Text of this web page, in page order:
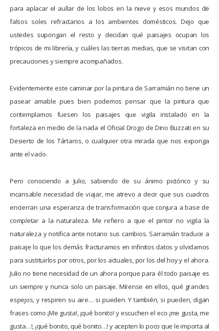
para aplacar el aullar de los lobos en la nieve y esos mundos de
falsos soles refractarios a los ambientes domésticos. Dejo que
ustedes supongan el resto y decidan qué paisajes ocupan los
trópicos de mi librería, y cuáles las tierras medias, que se visitan con
precauciones y siempre acompañados.
Evidentemente este caminar por la pintura de Sarramián no tiene un
pasear amable pues bien podemos pensar que la pintura que
contemplamos fuesen los paisajes que vigila instalado en la
fortaleza en medio de la nada el Oficial Drogo de Dino Buzzati en su
Desierto de los Tártaros, o cualquier otra mirada que nos exponga
ante el vacío.
Pero conociendo a Julio, sabiendo de su ánimo pictórico y su
incansable necesidad de viajar, me atrevo a decir que sus cuadros
encierran una esperanza de transformación que conjura a base de
completar a la naturaleza. Me refiero a que el pintor no vigila la
naturaleza y notifica ante notario sus cambios. Sarramián traduce a
paisaje lo que los demás fracturamos en infinitos datos y olvidamos
para sustituirlos por otros, por los actuales, por los del hoy y el ahora.
Julio no tiene necesidad de un ahora porque para él todo paisaje es
un siempre y nunca solo un paisaje. Mírense en ellos, qué grandes
espejos, y respiren su aire… si pueden. Y también, si pueden, digan
frases como ¡Me gusta!, ¡qué bonito! y escuchen el eco ¡me gusta, me
gusta…!, ¡qué bonito, qué bonito…! y acepten lo poco que le importa al